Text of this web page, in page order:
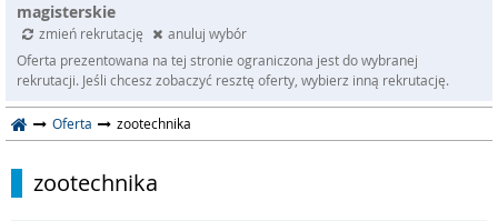
magisterskie
zmień rekrutację
anuluj wybór
Oferta prezentowana na tej stronie ograniczona jest do wybranej
rekrutacji. Jeśli chcesz zobaczyć resztę oferty, wybierz inną rekrutację.
Oferta zootechnika
zootechnika